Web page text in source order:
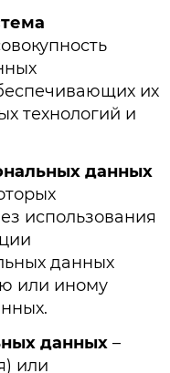
их
технологий и
данных
использования
данных
или иному
данных –
или